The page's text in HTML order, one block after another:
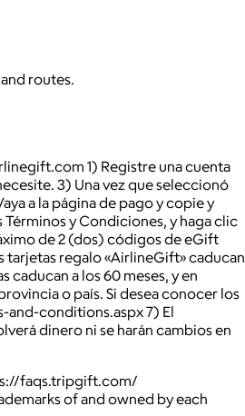
routes.
1) Registre una cuenta
3) Una vez que seleccionó
a la página de pago y copie y
y Condiciones, y haga clic
de 2 (dos) códigos de eGift
tarjetas regalo «AirlineGift» caducan
caducan a los 60 meses, y en
o país. Si desea conocer los
conditions.aspx 7) El
dinero ni se harán cambios en
faqs.tripgift.com/
of and owned by each